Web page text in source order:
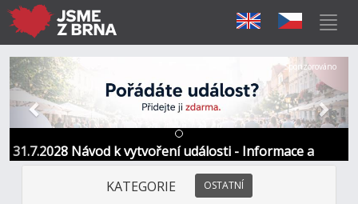
31.7.2028 Návod k vytvoření události - Informace a
kontakt
Předchozí Další
Sponzorováno
KATEGORIE OSTATNÍ